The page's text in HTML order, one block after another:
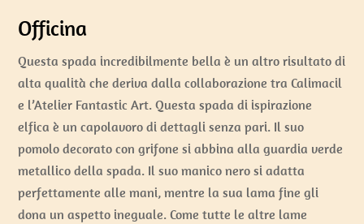
Officina
Questa spada incredibilmente bella è un altro risultato di
alta qualità che deriva dalla collaborazione tra Calimacil
e l’Atelier Fantastic Art. Questa spada di ispirazione
elfica è un capolavoro di dettagli senza pari. Il suo
pomolo decorato con grifone si abbina alla guardia verde
metallico della spada. Il suo manico nero si adatta
perfettamente alle mani, mentre la sua lama fine gli
dona un aspetto ineguale. Come tutte le altre lame